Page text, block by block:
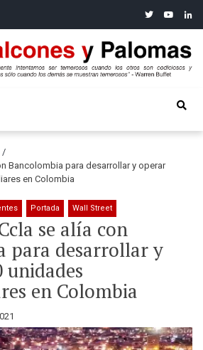
twitteryoutube
y Palomas
Bancolombia para desarrollar y operar
en Colombia
Portada Wall Street
se alía con
para desarrollar y
unidades
en Colombia